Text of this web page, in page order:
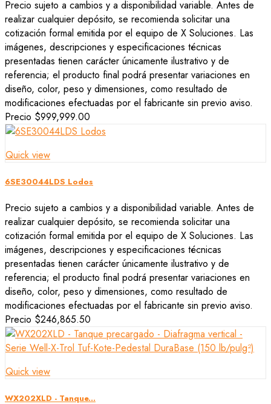
Precio sujeto a cambios y a disponibilidad variable. Antes de
realizar cualquier depósito, se recomienda solicitar una
cotización formal emitida por el equipo de X Soluciones. Las
imágenes, descripciones y especificaciones técnicas
presentadas tienen carácter únicamente ilustrativo y de
referencia; el producto final podrá presentar variaciones en
diseño, color, peso y dimensiones, como resultado de
modificaciones efectuadas por el fabricante sin previo aviso.
Precio $999,999.00
Quick view
6SE30044LDS Lodos
Precio sujeto a cambios y a disponibilidad variable. Antes de
realizar cualquier depósito, se recomienda solicitar una
cotización formal emitida por el equipo de X Soluciones. Las
imágenes, descripciones y especificaciones técnicas
presentadas tienen carácter únicamente ilustrativo y de
referencia; el producto final podrá presentar variaciones en
diseño, color, peso y dimensiones, como resultado de
modificaciones efectuadas por el fabricante sin previo aviso.
Precio $246,865.50
Quick view
WX202XLD - Tanque...